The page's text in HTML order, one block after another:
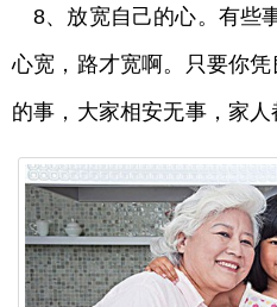
8、放宽自己的心。有些
心宽，路才宽啊。只要你
的事，大家相安无事，家人